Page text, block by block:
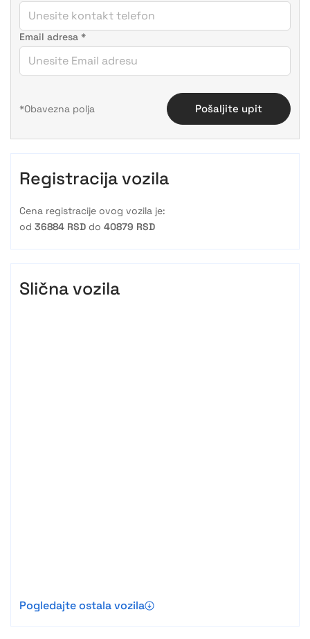
Email adresa *
Pošaljite upit
Registracija vozila
Cena registracije ovog vozila je:
od 36884 RSD do 40879 RSD
Slična vozila
Pogledajte ostala vozila